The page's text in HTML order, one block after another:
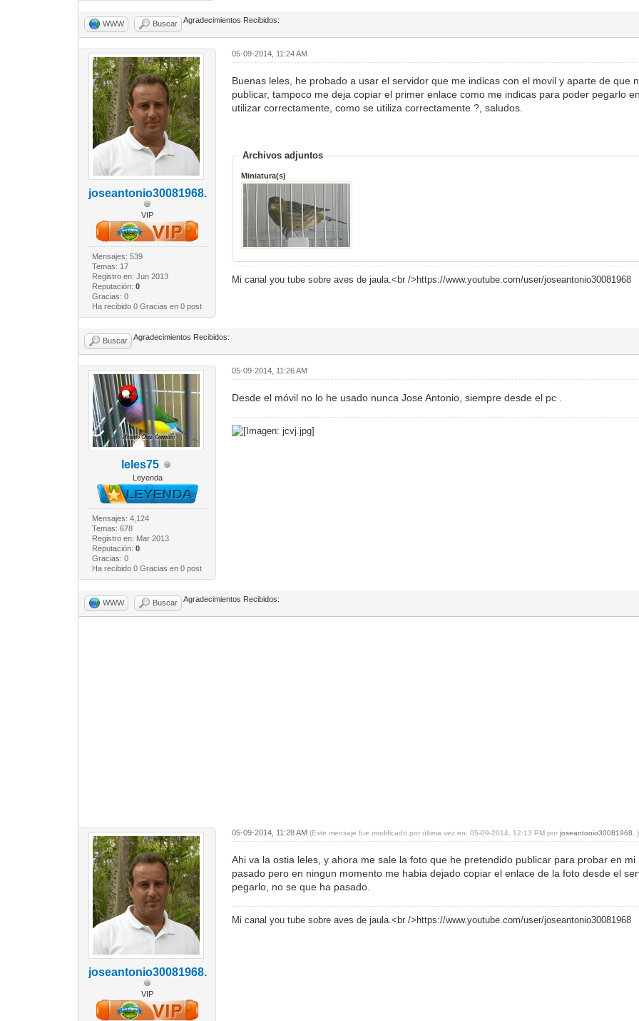
WWW Buscar Agradecimientos Recibidos:
joseantonio30081968.
VIP
Mensajes: 539
Temas: 17
Registro en: Jun 2013
Reputación: 0
Gracias: 0
Ha recibido 0 Gracias en 0 post
05-09-2014, 11:24 AM
Buenas leles, he probado a usar el servidor que me indicas con el movil y aparte de que
publicar, tampoco me deja copiar el primer enlace como me indicas para poder pegarlo
utilizar correctamente, como se utiliza correctamente ?, saludos.
Archivos adjuntos
Miniatura(s)
Mi canal you tube sobre aves de jaula.<br />https://www.youtube.com/user/joseantonio30081968
Buscar Agradecimientos Recibidos:
leles75
Leyenda
Mensajes: 4,124
Temas: 678
Registro en: Mar 2013
Reputación: 0
Gracias: 0
Ha recibido 0 Gracias en 0 post
05-09-2014, 11:26 AM
Desde el móvil no lo he usado nunca Jose Antonio, siempre desde el pc .
WWW Buscar Agradecimientos Recibidos:
joseantonio30081968.
VIP
05-09-2014, 11:28 AM(Este mensaje fue modificado por última vez en: 05-09-2014, 12:13 PM porjoseantonio30081968. .)
Ahi va la ostia leles, y ahora me sale la foto que he pretendido publicar para probar en
pasado pero en ningun momento me habia dejado copiar el enlace de la foto desde el
pegarlo, no se que ha pasado.
Mi canal you tube sobre aves de jaula.<br />https://www.youtube.com/user/joseantonio30081968